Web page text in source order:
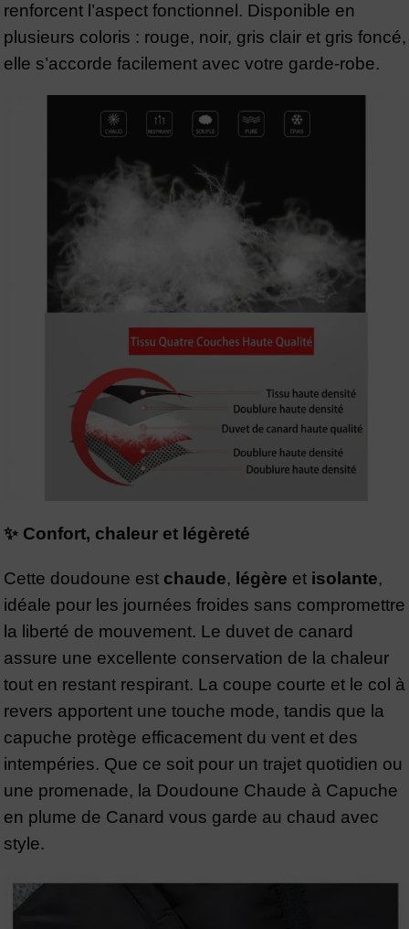
renforcent l’aspect fonctionnel. Disponible en
plusieurs coloris : rouge, noir, gris clair et gris foncé,
elle s’accorde facilement avec votre garde-robe.
✨ Confort, chaleur et légèreté
Cette doudoune est chaude, légère et isolante,
idéale pour les journées froides sans compromettre
la liberté de mouvement. Le duvet de canard
assure une excellente conservation de la chaleur
tout en restant respirant. La coupe courte et le col à
revers apportent une touche mode, tandis que la
capuche protège efficacement du vent et des
intempéries. Que ce soit pour un trajet quotidien ou
une promenade, la Doudoune Chaude à Capuche
en plume de Canard vous garde au chaud avec
style.